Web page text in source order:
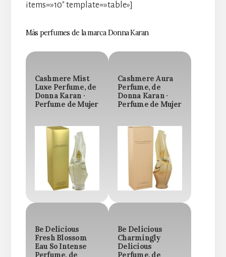
items=»10″ template=»table»]
Más perfumes de la marca Donna Karan
Cashmere Mist
Luxe Perfume, de
Donna Karan ·
Perfume de Mujer
Cashmere Aura
Perfume, de
Donna Karan ·
Perfume de Mujer
Be Delicious
Fresh Blossom
Eau So Intense
Perfume, de
Be Delicious
Charmingly
Delicious
Perfume, de